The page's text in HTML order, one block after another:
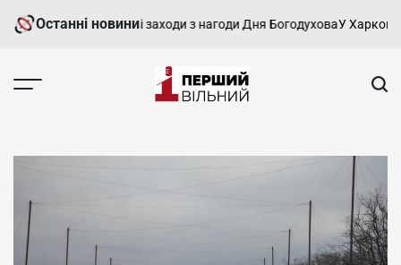
до
Останні новини
пройшли святкові заходи з нагоди Дня БогодуховаУ Харкові
-